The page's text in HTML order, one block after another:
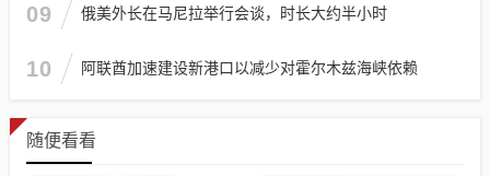
09 俄美外长在马尼拉举行会谈，时长大约半小时
10 阿联酋加速建设新港口以减少对霍尔木兹海峡依赖
随便看看